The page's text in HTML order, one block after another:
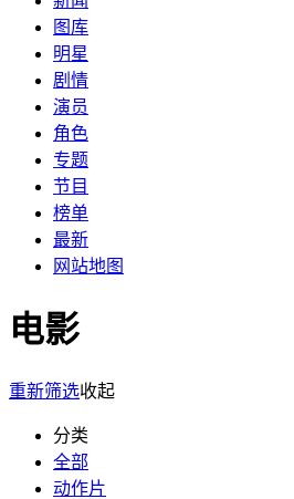
图库
明星
剧情
演员
角色
专题
节目
榜单
最新
网站地图
电影
重新筛选收起
分类
全部
动作片